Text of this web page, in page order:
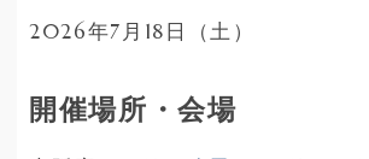
2026年7月18日（土）
開催場所・会場